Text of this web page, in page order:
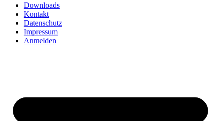
Downloads
Kontakt
Datenschutz
Impressum
Anmelden